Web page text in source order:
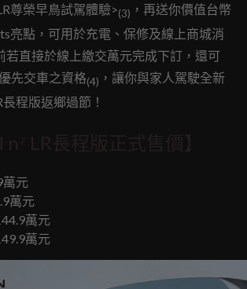
尊榮早鳥試駕體驗>(3) ，再送你價值台幣
亮點，可用於充電、保修及線上商城消
若直接於線上繳交萬元完成下訂，還可
先交車之資格(4) ，讓你與家人駕駛全新
長程版返鄉過節！
萬元
萬元
萬元
萬元